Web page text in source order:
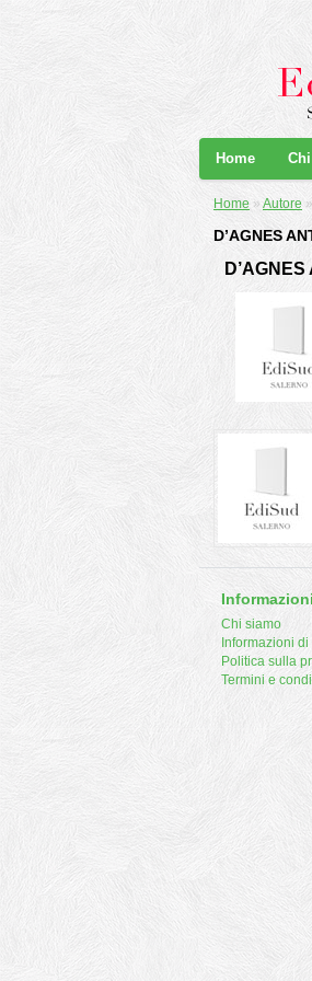
Home
Home » Autore »
D’AGNES
Informazioni
Chi siamo
Informazioni
Politica sulla
Termini e